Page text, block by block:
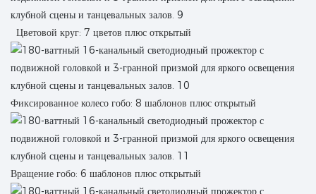
Цветовой круг: 7 цветов плюс открытый
Фиксированное колесо гобо: 8 шаблонов плюс открытый
Вращение гобо: 6 шаблонов плюс открытый